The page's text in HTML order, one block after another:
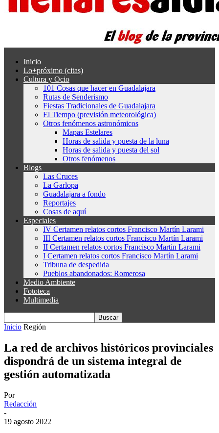
Inicio
Lo+próximo (citas)
Cultura y Ocio
101 Cosas que hacer en Guadalajara
Rutas de Senderismo
Fiestas Tradicionales de Guadalajara
El Tiempo (previsión meteorológica)
Otros fenómenos astronómicos
Mapas Estelares
Horas de salida y puesta de la luna
Horas de salida y puesta del sol
Otros fenómenos
Blogs
Las Cruces
La Garlopa
Guadalajara a fondo
Reportajes
Cosas de aquí
Especiales
IV Certamen relatos cortos Francisco Martín Larami
III Certamen relatos cortos Francisco Martín Larami
II Certamen relatos cortos Francisco Martín Larami
I Certamen relatos cortos Francisco Martín Larami
Tribuna de despedida
Pueblos abandonados: Romerosa
Medio Ambiente
Fototeca
Multimedia
Inicio Región
La red de archivos históricos provinciales
dispondrá de un sistema integral de
gestión automatizada
Por
Redacción
-
19 agosto 2022